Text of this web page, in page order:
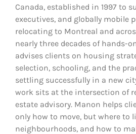
Canada, established in 1997 to
executives, and globally mobile
relocating to Montreal and
nearly three decades of hands-
advises clients on housing
selection, schooling, and the
settling successfully in a new
work sits at the intersection of
estate advisory. Manon helps
only how to move, but where to
neighbourhoods, and how to